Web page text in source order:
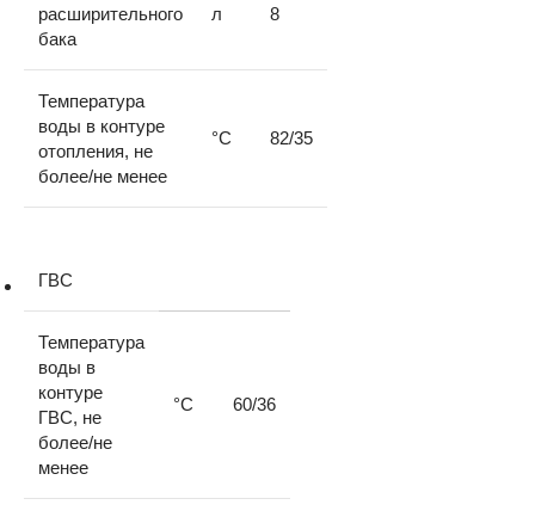
расширительного
бака
л 8
Температура
воды в контуре
отопления, не
более/не менее
°C 82/35
ГВС
Температура
воды в
контуре
ГВС, не
более/не
менее
°C 60/36